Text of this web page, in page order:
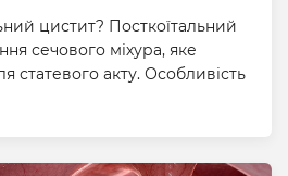
цистит? Посткоїтальний
сечового міхура, яке
статевого акту. Особливість